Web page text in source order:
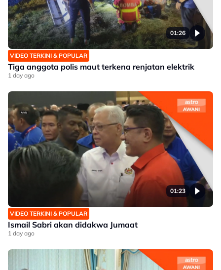
01:26
VIDEO TERKINI & POPULAR
Tiga anggota polis maut terkena renjatan elektrik
1 day ago
01:23
VIDEO TERKINI & POPULAR
Ismail Sabri akan didakwa Jumaat
1 day ago